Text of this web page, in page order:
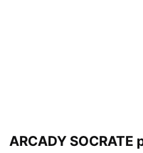
ARCADY